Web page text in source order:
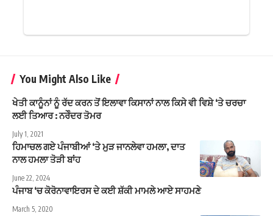
You Might Also Like
ਖੇਤੀ ਕਾਨੂੰਨਾਂ ਨੂੰ ਰੱਦ ਕਰਨ ਤੋਂ ਇਲਾਵਾ ਕਿਸਾਨਾਂ ਨਾਲ ਕਿਸੇ ਵੀ ਵਿਸ਼ੇ ‘ਤੇ ਚਰਚਾ
ਲਈ ਤਿਆਰ : ਨਰੇੰਦਰ ਤੋਮਰ
July 1, 2021
ਹਿਮਾਚਲ ਗਏ ਪੰਜਾਬੀਆਂ ‘ਤੇ ਮੁੜ ਜਾਨਲੇਵਾ ਹਮਲਾ, ਦਾਤ
ਨਾਲ ਹਮਲਾ ਤੋੜੀ ਬਾਂਹ
June 22, 2024
ਪੰਜਾਬ ‘ਚ ਕੋਰੋਨਾਵਾਇਰਸ ਦੇ ਕਈ ਸ਼ੱਕੀ ਮਾਮਲੇ ਆਏ ਸਾਹਮਣੇ
March 5, 2020